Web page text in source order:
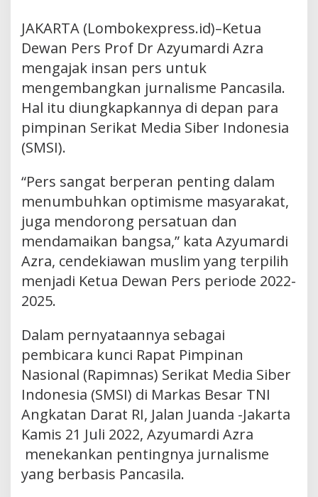
JAKARTA (Lombokexpress.id)–Ketua
Dewan Pers Prof Dr Azyumardi Azra
mengajak insan pers untuk
mengembangkan jurnalisme Pancasila.
Hal itu diungkapkannya di depan para
pimpinan Serikat Media Siber Indonesia
(SMSI).
“Pers sangat berperan penting dalam
menumbuhkan optimisme masyarakat,
juga mendorong persatuan dan
mendamaikan bangsa,” kata Azyumardi
Azra, cendekiawan muslim yang terpilih
menjadi Ketua Dewan Pers periode 2022-
2025.
Dalam pernyataannya sebagai
pembicara kunci Rapat Pimpinan
Nasional (Rapimnas) Serikat Media Siber
Indonesia (SMSI) di Markas Besar TNI
Angkatan Darat RI, Jalan Juanda -Jakarta
Kamis 21 Juli 2022, Azyumardi Azra
menekankan pentingnya jurnalisme
yang berbasis Pancasila.